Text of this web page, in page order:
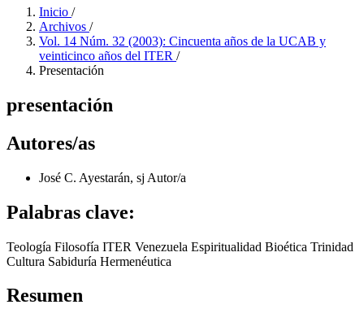
Inicio /
Archivos /
Vol. 14 Núm. 32 (2003): Cincuenta años de la UCAB y
veinticinco años del ITER /
Presentación
presentación
Autores/as
José C. Ayestarán, sj Autor/a
Palabras clave:
Teología Filosofía ITER Venezuela Espiritualidad Bioética Trinidad
Cultura Sabiduría Hermenéutica
Resumen